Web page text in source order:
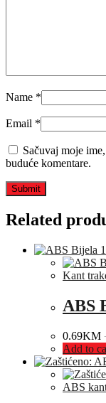
Name *
Email *
Sačuvaj moje
buduće komentare.
Related
Kant
ABS
0.69KM
Add to
ABS